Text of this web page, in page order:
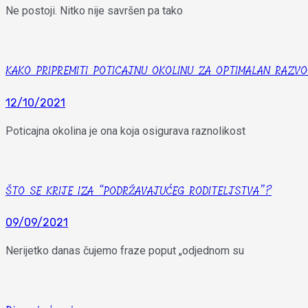
Ne postoji. Nitko nije savršen pa tako
KAKO PRIPREMITI POTICAJNU OKOLINU ZA OPTIMALAN
12/10/2021
Poticajna okolina je ona koja osigurava raznolikost
ŠTO SE KRIJE IZA “PODRŽAVAJUĆEG RODITELJSTVA”?
09/09/2021
Nerijetko danas čujemo fraze poput „odjednom su